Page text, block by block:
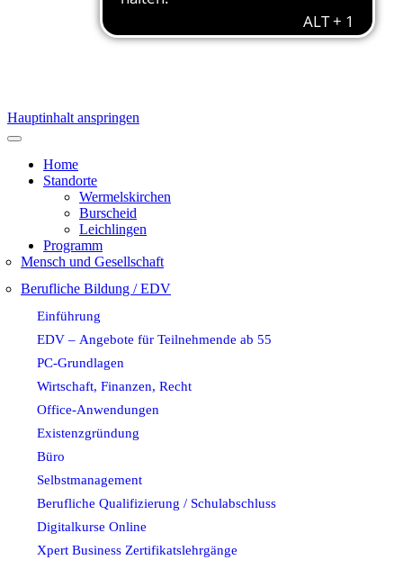
Hauptinhalt anspringen
Home
Standorte
Wermelskirchen
Burscheid
Leichlingen
Programm
Mensch und Gesellschaft
Berufliche Bildung / EDV
Einführung
EDV – Angebote für Teilnehmende ab 55
PC-Grundlagen
Wirtschaft, Finanzen, Recht
Office-Anwendungen
Existenzgründung
Büro
Selbstmanagement
Berufliche Qualifizierung / Schulabschluss
Digitalkurse Online
Xpert Business Zertifikatslehrgänge